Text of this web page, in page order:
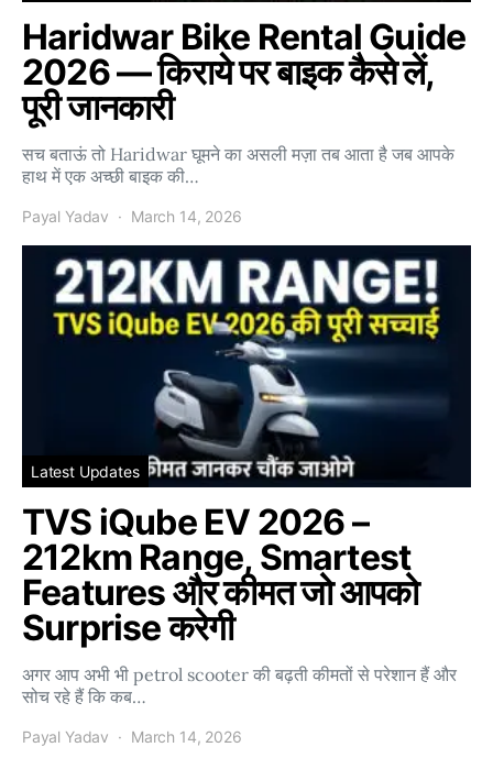
Haridwar Bike Rental Guide
2026 — किराये पर बाइक कैसे लें,
पूरी जानकारी
सच बताऊं तो Haridwar घूमने का असली मज़ा तब आता है जब आपके
हाथ में एक अच्छी बाइक की…
Payal Yadav March 14, 2026
Latest Updates
TVS iQube EV 2026 –
212km Range, Smartest
Features और कीमत जो आपको
Surprise करेगी
अगर आप अभी भी petrol scooter की बढ़ती कीमतों से परेशान हैं और
सोच रहे हैं कि कब…
Payal Yadav March 14, 2026